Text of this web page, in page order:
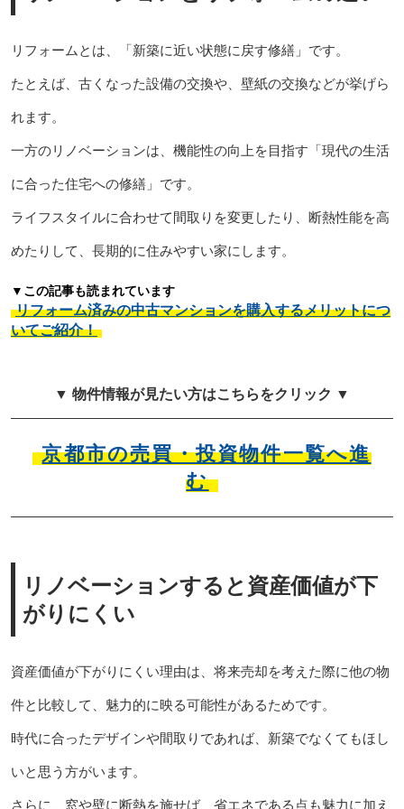
リフォームとは、「新築に近い状態に戻す修繕」です。
たとえば、古くなった設備の交換や、壁紙の交換などが挙げら
れます。
一方のリノベーションは、機能性の向上を目指す「現代の生活
に合った住宅への修繕」です。
ライフスタイルに合わせて間取りを変更したり、断熱性能を高
めたりして、長期的に住みやすい家にします。
▼この記事も読まれています
リフォーム済みの中古マンションを購入するメリットにつ
いてご紹介！
▼ 物件情報が見たい方はこちらをクリック ▼
京都市の売買・投資物件一覧へ進
む
リノベーションすると資産価値が下
がりにくい
資産価値が下がりにくい理由は、将来売却を考えた際に他の物
件と比較して、魅力的に映る可能性があるためです。
時代に合ったデザインや間取りであれば、新築でなくてもほし
いと思う方がいます。
さらに、窓や壁に断熱を施せば、省エネである点も魅力に加え